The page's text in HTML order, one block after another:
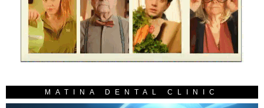
MATINA DENTAL CLINIC